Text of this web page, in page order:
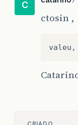
C
ctosin ,
valeu ,